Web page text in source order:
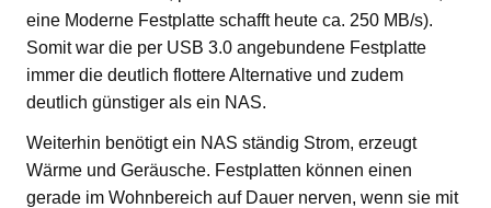
eine Moderne Festplatte schafft heute ca. 250 MB/s).
Somit war die per USB 3.0 angebundene Festplatte
immer die deutlich flottere Alternative und zudem
deutlich günstiger als ein NAS.
Weiterhin benötigt ein NAS ständig Strom, erzeugt
Wärme und Geräusche. Festplatten können einen
gerade im Wohnbereich auf Dauer nerven, wenn sie mit